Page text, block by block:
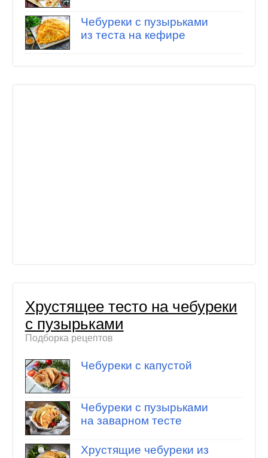
Чебуреки с пузырьками
из теста на кефире
Хрустящее тесто на чебуреки
с пузырьками
Подборка рецептов
Чебуреки с капустой
Чебуреки с пузырьками
на заварном тесте
Хрустящие чебуреки из